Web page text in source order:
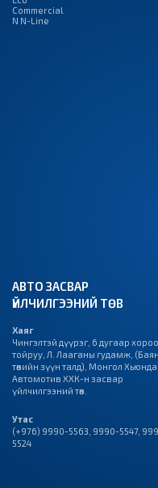
Commercial
N N-Line
АВТО ЗАСВАР
ҮЙЛЧИЛГЭЭНИЙ ТӨВ
Хаяг
Чингэлтэй дүүрэг, 6 дугаар
тойруу, Л. Лааганы гудамж,
төвийн зүүн талд), Монгол
Автомотив ХХК-н засвар
үйлчилгээний төв.
Утас
(+976) 9990-5563 9990-5547,
5524